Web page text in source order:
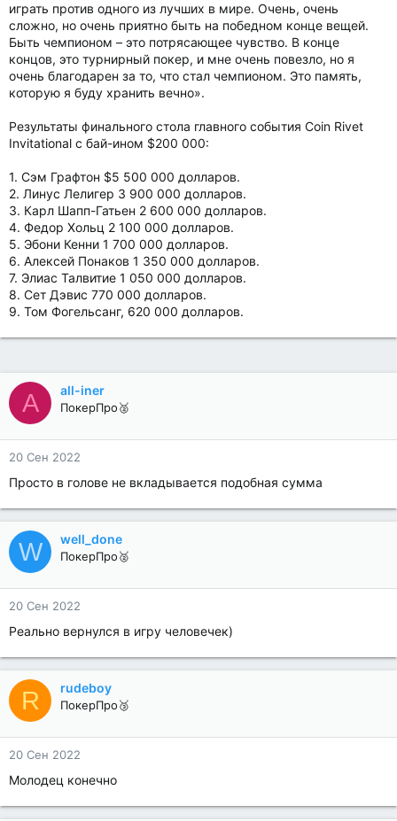
играть против одного из лучших в мире. Очень, очень
сложно, но очень приятно быть на победном конце вещей.
Быть чемпионом – это потрясающее чувство. В конце
концов, это турнирный покер, и мне очень повезло, но я
очень благодарен за то, что стал чемпионом. Это память,
которую я буду хранить вечно».
Результаты финального стола главного события Coin Rivet
Invitational с бай-ином $200 000:
1. Сэм Графтон $5 500 000 долларов.
2. Линус Лелигер 3 900 000 долларов.
3. Карл Шапп-Гатьен 2 600 000 долларов.
4. Федор Хольц 2 100 000 долларов.
5. Эбони Кенни 1 700 000 долларов.
6. Алексей Понаков 1 350 000 долларов.
7. Элиас Талвитие 1 050 000 долларов.
8. Сет Дэвис 770 000 долларов.
9. Том Фогельсанг, 620 000 долларов.
A all-iner
ПокерПро🥈
20 Сен 2022
Просто в голове не вкладывается подобная сумма
W well_done
ПокерПро🥈
20 Сен 2022
Реально вернулся в игру человечек)
R rudeboy
ПокерПро🥉
20 Сен 2022
Молодец конечно